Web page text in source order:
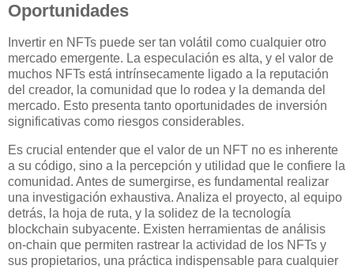
Oportunidades
Invertir en NFTs puede ser tan volátil como cualquier otro
mercado emergente. La especulación es alta, y el valor de
muchos NFTs está intrínsecamente ligado a la reputación
del creador, la comunidad que lo rodea y la demanda del
mercado. Esto presenta tanto oportunidades de inversión
significativas como riesgos considerables.
Es crucial entender que el valor de un NFT no es inherente
a su código, sino a la percepción y utilidad que le confiere la
comunidad. Antes de sumergirse, es fundamental realizar
una investigación exhaustiva. Analiza el proyecto, al equipo
detrás, la hoja de ruta, y la solidez de la tecnología
blockchain subyacente. Existen herramientas de análisis
on-chain que permiten rastrear la actividad de los NFTs y
sus propietarios, una práctica indispensable para cualquier